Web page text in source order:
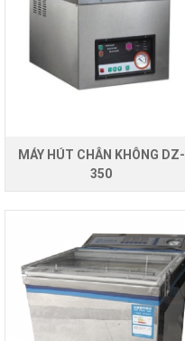
MÁY HÚT CHÂN KHÔNG DZ-
350